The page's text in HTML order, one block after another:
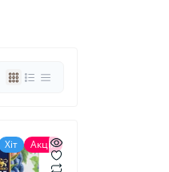
Хіт Акція